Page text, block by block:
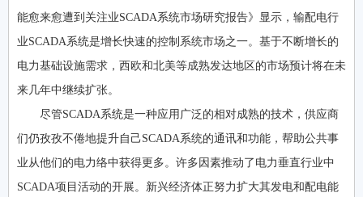
能愈来愈遭到关注业SCADA系统市场研究报告》显示，输配电行
业SCADA系统是增长快速的控制系统市场之一。基于不断增长的
电力基础设施需求，西欧和北美等成熟发达地区的市场预计将在未
来几年中继续扩张。
尽管SCADA系统是一种应用广泛的相对成熟的技术，供应商
们仍孜孜不倦地提升自己SCADA系统的通讯和功能，帮助公共事
业从他们的电力络中获得更多。许多因素推动了电力垂直行业中
SCADA项目活动的开展。新兴经济体正努力扩大其发电和配电能